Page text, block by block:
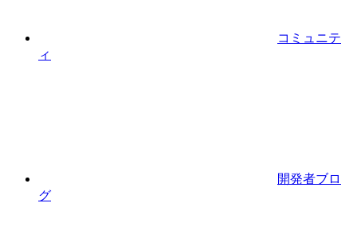
コミュニテ
ィ
開発者ブロ
グ